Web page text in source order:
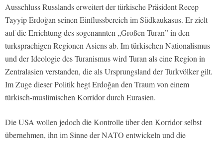
Ausschluss Russlands erweitert der türkische Präsident Recep
Tayyip Erdoğan seinen Einflussbereich im Südkaukasus. Er zielt
auf die Errichtung des sogenannten „Großen Turan” in den
turksprachigen Regionen Asiens ab. Im türkischen Nationalismus
und der Ideologie des Turanismus wird Turan als eine Region in
Zentralasien verstanden, die als Ursprungsland der Turkvölker gilt.
Im Zuge dieser Politik hegt Erdoğan den Traum von einem
türkisch-muslimischen Korridor durch Eurasien.
Die USA wollen jedoch die Kontrolle über den Korridor selbst
übernehmen, ihn im Sinne der NATO entwickeln und die